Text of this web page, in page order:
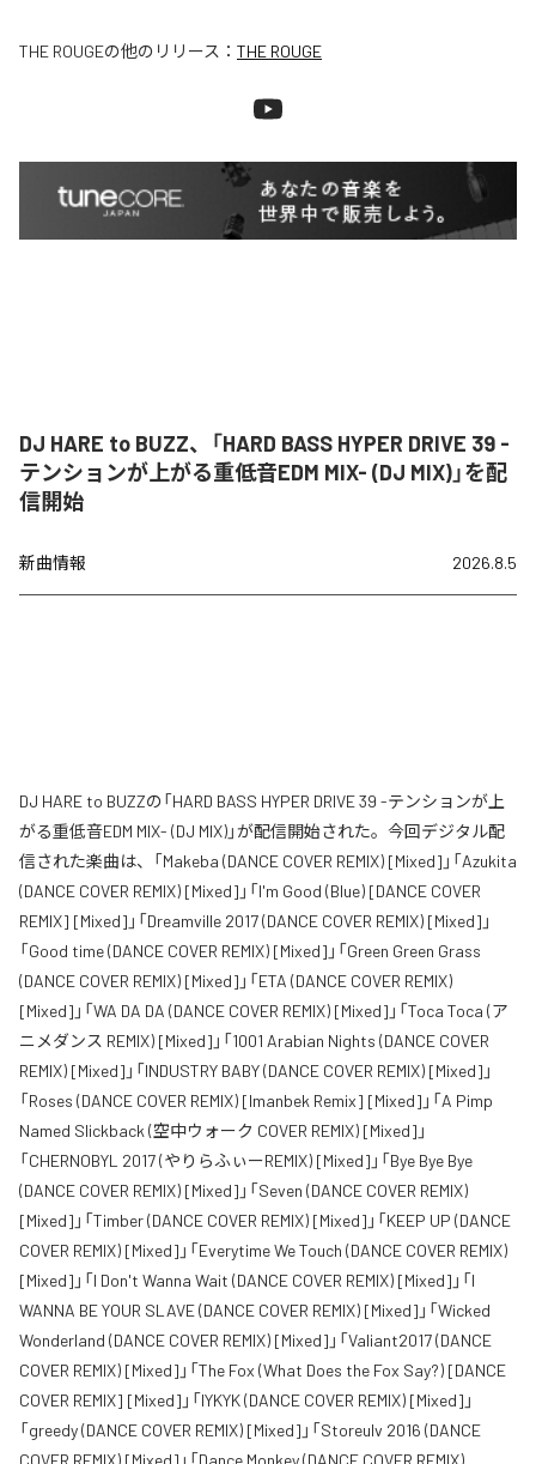
THE ROUGEの他のリリース： THE ROUGE
DJ HARE to BUZZ、「HARD BASS HYPER DRIVE 39 -
テンションが上がる重低音EDM MIX- (DJ MIX)」を配
信開始
新曲情報 2026.8.5
DJ HARE to BUZZの「HARD BASS HYPER DRIVE 39 -テンションが上
がる重低音EDM MIX- (DJ MIX)」が配信開始された。今回デジタル配
信された楽曲は、「Makeba (DANCE COVER REMIX) [Mixed]」「Azukita
(DANCE COVER REMIX) [Mixed]」「I'm Good (Blue) [DANCE COVER
REMIX] [Mixed]」「Dreamville 2017 (DANCE COVER REMIX) [Mixed]」
「Good time (DANCE COVER REMIX) [Mixed]」「Green Green Grass
(DANCE COVER REMIX) [Mixed]」「ETA (DANCE COVER REMIX)
[Mixed]」「WA DA DA (DANCE COVER REMIX) [Mixed]」「Toca Toca (ア
ニメダンス REMIX) [Mixed]」「1001 Arabian Nights (DANCE COVER
REMIX) [Mixed]」「INDUSTRY BABY (DANCE COVER REMIX) [Mixed]」
「Roses (DANCE COVER REMIX) [Imanbek Remix] [Mixed]」「A Pimp
Named Slickback (空中ウォーク COVER REMIX) [Mixed]」
「CHERNOBYL 2017 (やりらふぃーREMIX) [Mixed]」「Bye Bye Bye
(DANCE COVER REMIX) [Mixed]」「Seven (DANCE COVER REMIX)
[Mixed]」「Timber (DANCE COVER REMIX) [Mixed]」「KEEP UP (DANCE
COVER REMIX) [Mixed]」「Everytime We Touch (DANCE COVER REMIX)
[Mixed]」「I Don't Wanna Wait (DANCE COVER REMIX) [Mixed]」「I
WANNA BE YOUR SLAVE (DANCE COVER REMIX) [Mixed]」「Wicked
Wonderland (DANCE COVER REMIX) [Mixed]」「Valiant2017 (DANCE
COVER REMIX) [Mixed]」「The Fox (What Does the Fox Say?) [DANCE
COVER REMIX] [Mixed]」「IYKYK (DANCE COVER REMIX) [Mixed]」
「greedy (DANCE COVER REMIX) [Mixed]」「Storeulv 2016 (DANCE
COVER REMIX) [Mixed]」「Dance Monkey (DANCE COVER REMIX)